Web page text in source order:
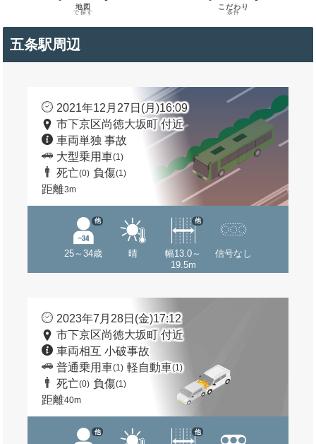
地図
で探す
こだわり
条件
五条駅周辺
2021年12月27日(月)16:09
市下京区尚徳大坂町 付近
車両単独 事故
大型乗用車(1)
死亡(0) 負傷(1)
距離3m
25～34歳
他
晴
幅13.0～
19.5m
他
信号なし
2023年7月28日(金)17:12
市下京区尚徳大坂町 付近
車両相互 小破事故
普通乗用車(1) 軽自動車(1)
死亡(0) 負傷(1)
距離40m
他 他